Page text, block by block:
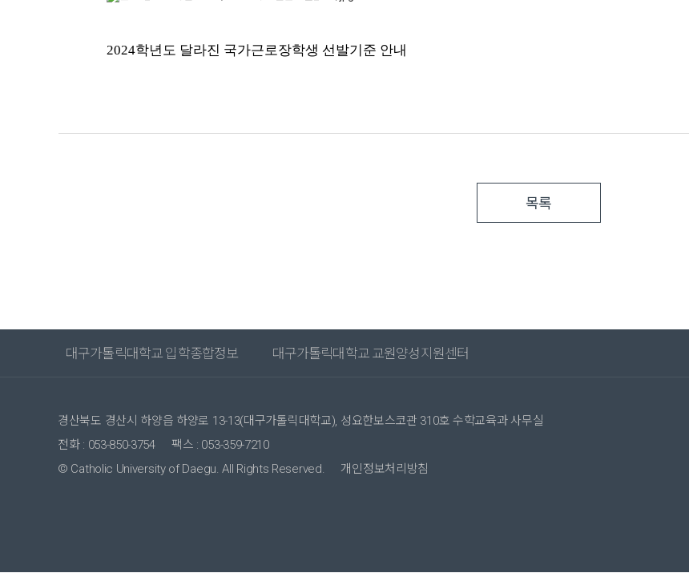
2024학년도 달라진 국가근로장학생 선발기준 안내
목록
대구가톨릭대학교 입학종합정보 대구가톨릭대학교 교원양성지원센터
경산북도 경산시 하양읍 하양로 13-13(대구가톨릭대학교), 성요한보스코관 310호 수학교육과 사무실
전화 : 053-850-3754
팩스 : 053-359-7210
© Catholic University of Daegu. All Rights Reserved.
개인정보처리방침